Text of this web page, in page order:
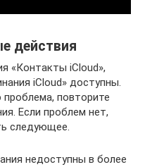
действия
«Контакты iCloud»,
iCloud» доступны.
проблема, повторите
Если проблем нет,
следующее.
недоступны в более